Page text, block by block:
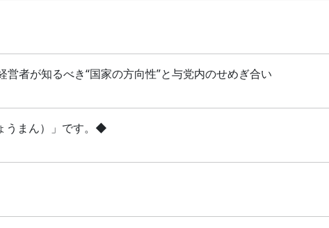
者が知るべき“国家の方向性”と与党内のせめぎ合い
うまん）」です。◆